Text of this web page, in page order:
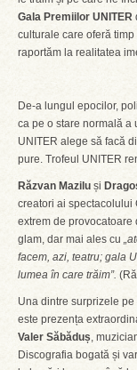
Gala Premiilor UNITER
culturale care oferă
raportăm la realitatea
De-a lungul epocilor,
ca pe o stare normală a
UNITER alege să facă
pure. Trofeul UNITER
Răzvan Mazilu și
creatori ai spectacolului
extrem de provocatoare
glam, dar mai ales cu
facem, azi, teatru; gala
lumea în care trăim”.
Una dintre surprizele
este prezența
Valer Săbăduș,
Discografia bogată și